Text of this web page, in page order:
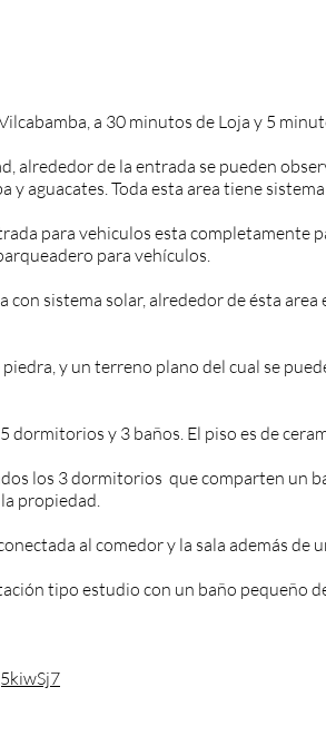
a 30 minutos de Loja y 5
alrededor de la entrada se pueden
aguacates. Toda esta area tiene
para vehiculos esta completamente
para vehículos.
sistema solar, alrededor de ésta
y un terreno plano del cual se
dormitorios y 3 baños. El piso es de
los 3 dormitorios que comparten un
propiedad.
al comedor y la sala además de
tipo estudio con un baño pequeño